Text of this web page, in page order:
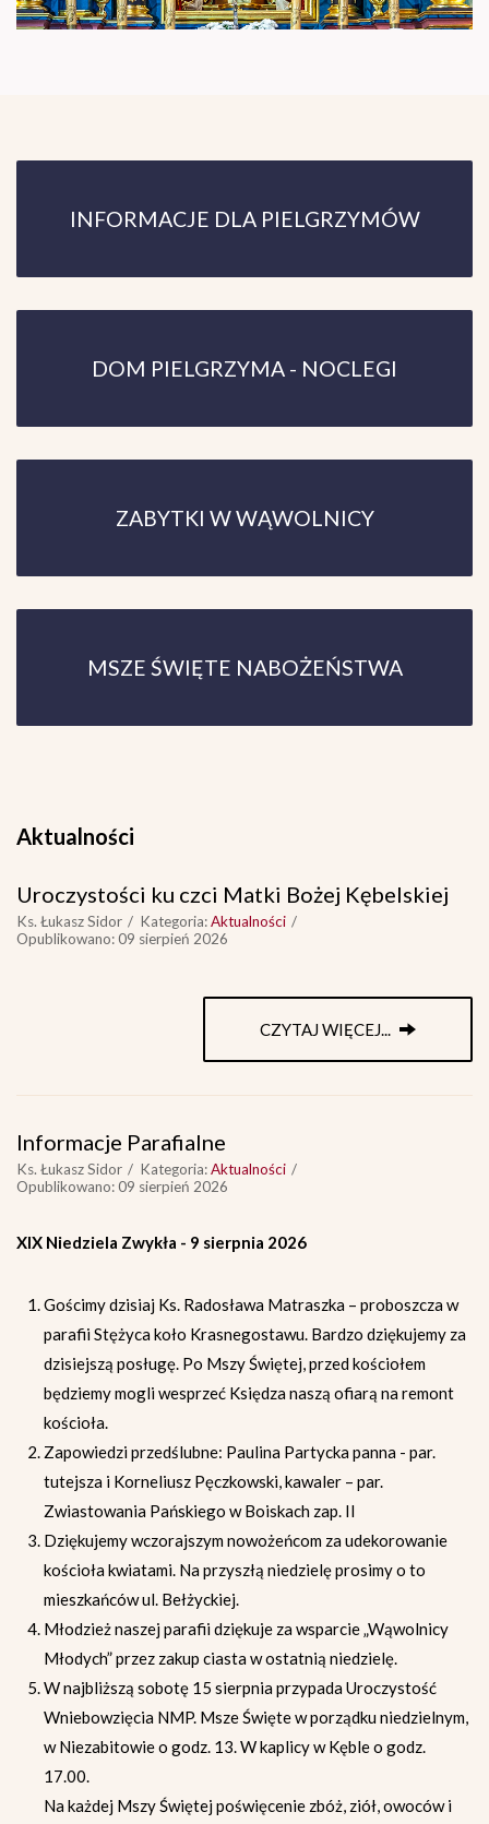
INFORMACJE DLA PIELGRZYMÓW
DOM PIELGRZYMA - NOCLEGI
ZABYTKI W WĄWOLNICY
MSZE ŚWIĘTE NABOŻEŃSTWA
Aktualności
Uroczystości ku czci Matki Bożej Kębelskiej
Ks. Łukasz Sidor Kategoria:Aktualności
Opublikowano: 09 sierpień 2026
CZYTAJ WIĘCEJ...
Informacje Parafialne
Ks. Łukasz Sidor Kategoria:Aktualności
Opublikowano: 09 sierpień 2026
XIX Niedziela Zwykła - 9 sierpnia 2026
Gościmy dzisiaj Ks. Radosława Matraszka – proboszcza w
parafii Stężyca koło Krasnegostawu. Bardzo dziękujemy za
dzisiejszą posługę. Po Mszy Świętej, przed kościołem
będziemy mogli wesprzeć Księdza naszą ofiarą na remont
kościoła.
Zapowiedzi przedślubne: Paulina Partycka panna - par.
tutejsza i Korneliusz Pęczkowski, kawaler – par.
Zwiastowania Pańskiego w Boiskach zap. II
Dziękujemy wczorajszym nowożeńcom za udekorowanie
kościoła kwiatami. Na przyszłą niedzielę prosimy o to
mieszkańców ul. Bełżyckiej.
Młodzież naszej parafii dziękuje za wsparcie „Wąwolnicy
Młodych” przez zakup ciasta w ostatnią niedzielę.
W najbliższą sobotę 15 sierpnia przypada Uroczystość
Wniebowzięcia NMP. Msze Święte w porządku niedzielnym,
w Niezabitowie o godz. 13. W kaplicy w Kęble o godz.
17.00.
Na każdej Mszy Świętej poświęcenie zbóż, ziół, owoców i